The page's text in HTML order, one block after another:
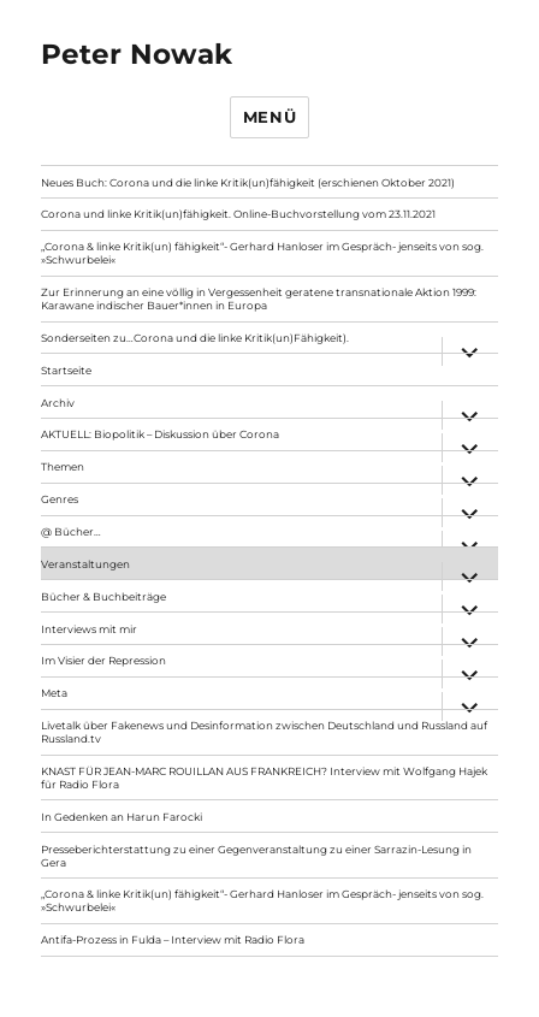
Peter Nowak
MENÜ
Neues Buch: Corona und die linke Kritik(un)fähigkeit (erschienen Oktober 2021)
Corona und linke Kritik(un)fähigkeit. Online-Buchvorstellung vom 23.11.2021
„Corona & linke Kritik(un) fähigkeit“- Gerhard Hanloser im Gespräch- jenseits von sog.
»Schwurbelei«
Zur Erinnerung an eine völlig in Vergessenheit geratene transnationale Aktion 1999:
Karawane indischer Bauer*innen in Europa
Sonderseiten zu…Corona und die linke Kritik(un)Fähigkeit).
anzeigen
Startseite
Archiv
anzeigen
AKTUELL: Biopolitik – Diskussion über Corona
anzeigen
Themen
anzeigen
Genres
anzeigen
@ Bücher…
Veranstaltungen
anzeigen
Bücher & Buchbeiträge
anzeigen
Interviews mit mir
anzeigen
Im Visier der Repression
anzeigen
Meta
anzeigen
Livetalk über Fakenews und Desinformation zwischen Deutschland und Russland auf
Russland.tv
KNAST FÜR JEAN-MARC ROUILLAN AUS FRANKREICH? Interview mit Wolfgang Hajek
für Radio Flora
In Gedenken an Harun Farocki
Presseberichterstattung zu einer Gegenveranstaltung zu einer Sarrazin-Lesung in
Gera
„Corona & linke Kritik(un) fähigkeit“- Gerhard Hanloser im Gespräch- jenseits von sog.
»Schwurbelei«
Antifa-Prozess in Fulda – Interview mit Radio Flora